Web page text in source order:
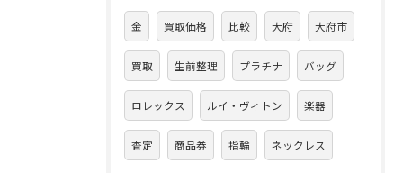
金 買取価格 比較 大府 大府市
買取 生前整理 プラチナ バッグ
ロレックス ルイ・ヴィトン 楽器
査定 商品券 指輪 ネックレス